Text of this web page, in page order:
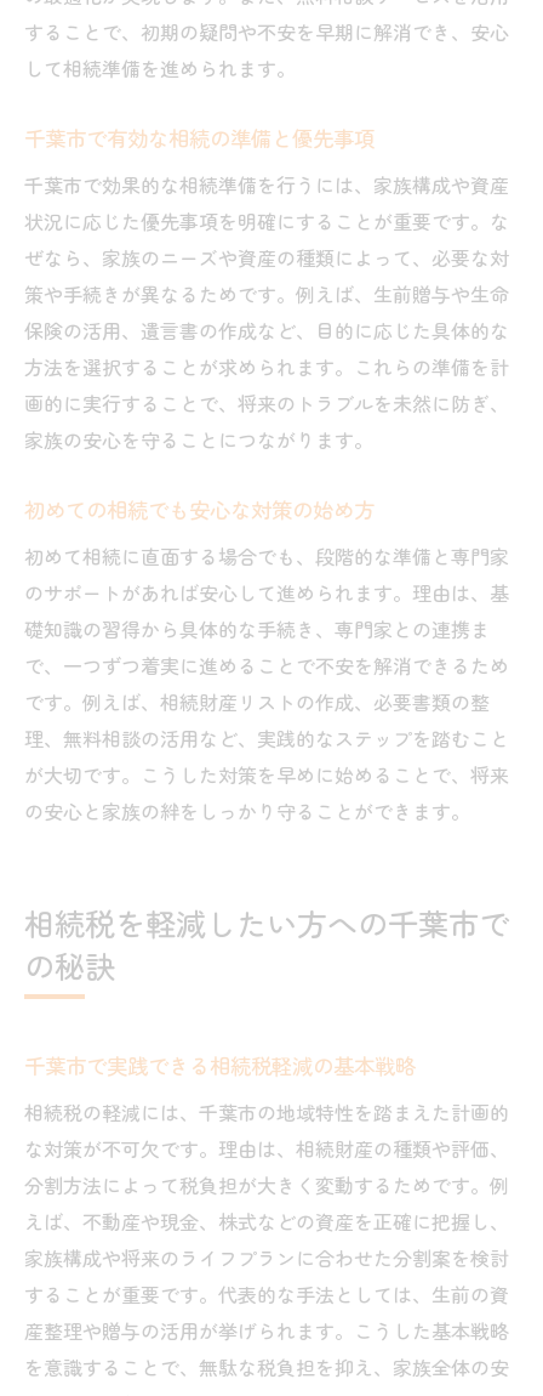
効率的な相続対策には相談窓口の活用が鍵
千葉市で無料相談を受ける際の注意事項
切
生前贈与や保険活用で相続税対策を強化
生前贈与を活用した千葉市の相続税対策例
保険加入による相続税負担の軽減法を紹介
生前贈与と保険の組み合わせで節税効果ア
ップ
千葉市で注目される生前対策と相続の違い
家族に安心を残すための相続対策の実践法
重要
千葉市ならではの相続対策成功のポイント
千葉市で実現した相続対策成功の秘訣とは
地域特性を踏まえた相続対策の工夫を学ぶ
千葉市の事例から読み解く相続成功の流れ
地元専門家と連携した相続対策が有効な理
由
相続対策は千葉市の最新動向を知ることが
することで、初期の疑問や不安を早期に解消でき、安心
して相続準備を進められます。
千葉市で有効な相続の準備と優先事項
千葉市で効果的な相続準備を行うには、家族構成や資産
状況に応じた優先事項を明確にすることが重要です。な
ぜなら、家族のニーズや資産の種類によって、必要な対
策や手続きが異なるためです。例えば、生前贈与や生命
保険の活用、遺言書の作成など、目的に応じた具体的な
方法を選択することが求められます。これらの準備を計
画的に実行することで、将来のトラブルを未然に防ぎ、
家族の安心を守ることにつながります。
初めての相続でも安心な対策の始め方
初めて相続に直面する場合でも、段階的な準備と専門家
のサポートがあれば安心して進められます。理由は、基
礎知識の習得から具体的な手続き、専門家との連携ま
で、一つずつ着実に進めることで不安を解消できるため
です。例えば、相続財産リストの作成、必要書類の整
理、無料相談の活用など、実践的なステップを踏むこと
が大切です。こうした対策を早めに始めることで、将来
の安心と家族の絆をしっかり守ることができます。
相続税を軽減したい方への千葉市で
の秘訣
千葉市で実践できる相続税軽減の基本戦略
相続税の軽減には、千葉市の地域特性を踏まえた計画的
な対策が不可欠です。理由は、相続財産の種類や評価、
分割方法によって税負担が大きく変動するためです。例
えば、不動産や現金、株式などの資産を正確に把握し、
家族構成や将来のライフプランに合わせた分割案を検討
することが重要です。代表的な手法としては、生前の資
産整理や贈与の活用が挙げられます。こうした基本戦略
を意識することで、無駄な税負担を抑え、家族全体の安